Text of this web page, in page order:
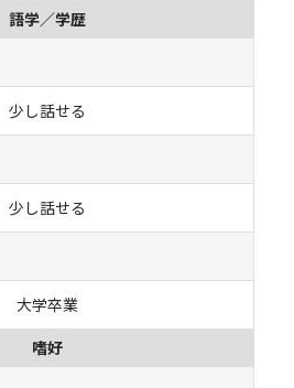
語学／学歴
少し話せる
少し話せる
大学卒業
嗜好